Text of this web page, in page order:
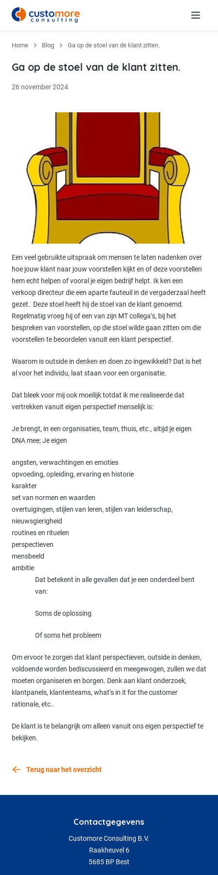
Menu
Home Blog Ga op de stoel van de klant zitten.
Ga op de stoel van de klant zitten.
26 november 2024
Een veel gebruikte uitspraak om mensen te laten nadenken over
hoe jouw klant naar jouw voorstellen kijkt en of deze voorstellen
hem echt helpen of vooral je eigen bedrijf helpt. Ik ken een
verkoop directeur die een aparte fauteuil in de vergaderzaal heeft
gezet. Deze stoel heeft hij de stoel van de klant genoemd.
Regelmatig vroeg hij of een van zijn MT collega’s, bij het
bespreken van voorstellen, op die stoel wilde gaan zitten om die
voorstellen te beoordelen vanuit een klant perspectief.
Waarom is outside in denken en doen zo ingewikkeld? Dat is het
al voor het individu, laat staan voor een organisatie.
Dat bleek voor mij ook moeilijk totdat ik me realiseerde dat
vertrekken vanuit eigen perspectief menselijk is:
Je brengt, in een organisaties, team, thuis, etc., altijd je eigen
DNA mee; Je eigen
angsten, verwachtingen en emoties
opvoeding, opleiding, ervaring en historie
karakter
set van normen en waarden
overtuigingen, stijlen van leren, stijlen van leiderschap,
nieuwsgierigheid
routines en rituelen
perspectieven
mensbeeld
ambitie
Dat betekent in alle gevallen dat je een onderdeel bent
van:
Soms de oplossing
Of soms het probleem
Om ervoor te zorgen dat klant perspectieven, outside in denken,
voldoende worden bediscussieerd en meegewogen, zullen we dat
moeten organiseren en borgen. Denk aan klant onderzoek,
klantpanels, klantenteams, what’s in it for the customer
rationale, etc..
De klant is te belangrijk om alleen vanuit ons eigen perspectief te
bekijken.
Terug naar het overzicht
Contactgegevens
Customore Consulting B.V.
Raakheuvel 6
5685 BP Best